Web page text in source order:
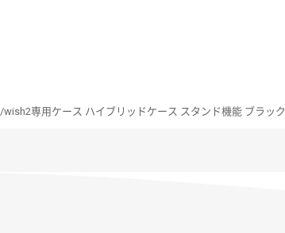
wish2専用ケース ハイブリッドケース スタンド機能 ブラック